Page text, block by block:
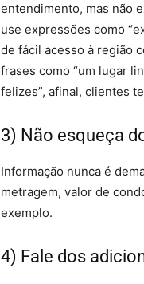
entendimento, mas não
use expressões como
de fácil acesso à região
frases como “um lugar
felizes”, afinal, clientes
3) Não esqueça
Informação nunca é
metragem, valor de
exemplo.
4) Fale dos